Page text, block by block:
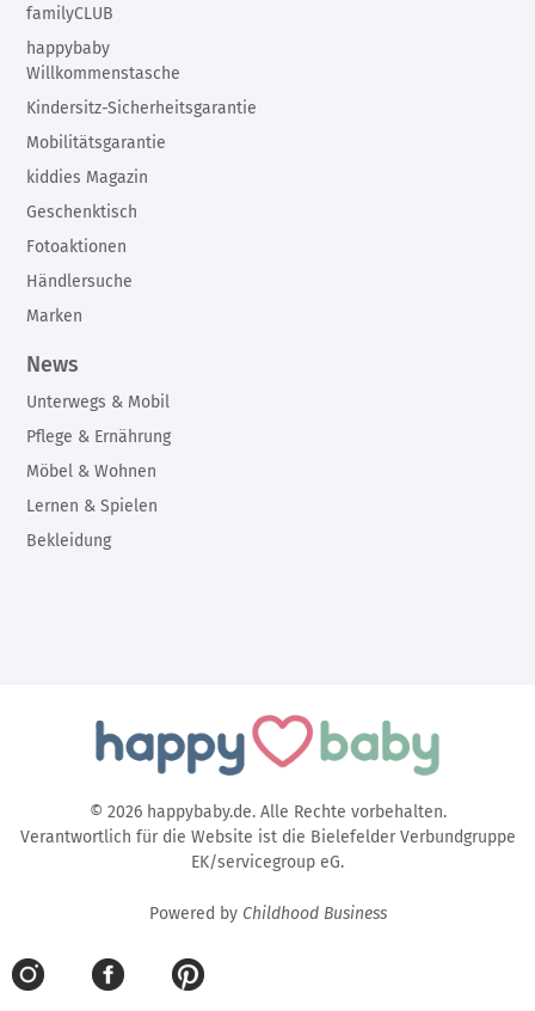
familyCLUB
happybaby
Willkommenstasche
Kindersitz-Sicherheitsgarantie
Mobilitätsgarantie
kiddies Magazin
Geschenktisch
Fotoaktionen
Händlersuche
Marken
News
Unterwegs & Mobil
Pflege & Ernährung
Möbel & Wohnen
Lernen & Spielen
Bekleidung
© 2026 happybaby.de. Alle Rechte vorbehalten.
Verantwortlich für die Website ist die Bielefelder Verbundgruppe
EK/servicegroup eG.
Powered by Childhood Business